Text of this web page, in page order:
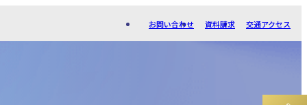
お問い合わせ 資料請求 交通アクセス